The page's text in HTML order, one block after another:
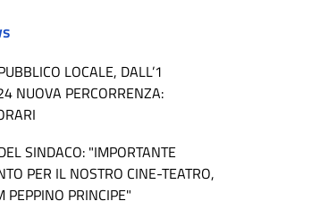
LOCALE, DALL’1
NUOVA PERCORRENZA:
SINDACO: "IMPORTANTE
PER IL NOSTRO CINE-TEATRO,
PEPPINO PRINCIPE"